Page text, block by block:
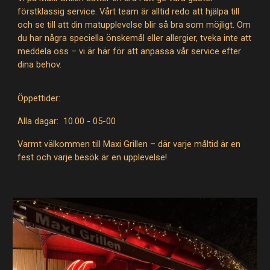
förstklassig service. Vårt team är alltid redo att hjälpa till
och se till att din matupplevelse blir så bra som möjligt. Om
du har några speciella önskemål eller allergier, tveka inte att
meddela oss – vi är här för att anpassa vår service efter
dina behov.
Öppettider:
Alla dagar: 10.00 - 05-00
Varmt välkommen till Maxi Grillen – där varje måltid är en
fest och varje besök är en upplevelse!